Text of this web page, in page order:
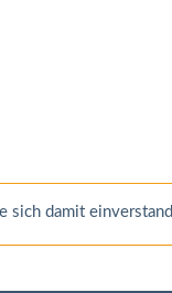
sich damit